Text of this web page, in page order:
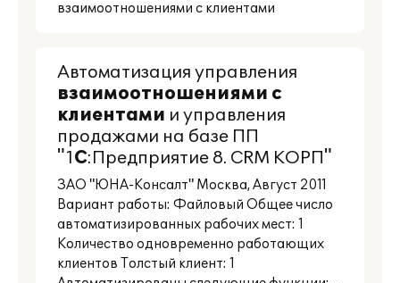
взаимоотношениями с клиентами
Автоматизация управления
взаимоотношениями с
клиентами и управления
продажами на базе ПП
"1С:Предприятие 8. CRM КОРП"
ЗАО "ЮНА-Консалт" Москва, Август 2011
Вариант работы: Файловый Общее число
автоматизированных рабочих мест: 1
Количество одновременно работающих
клиентов Толстый клиент: 1